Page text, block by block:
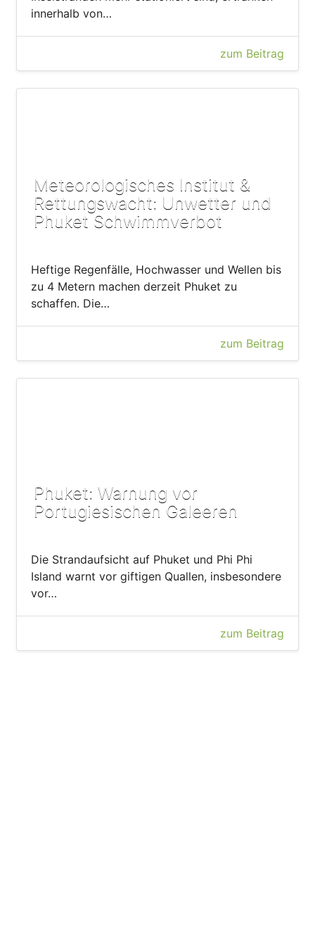
innerhalb von…
zum Beitrag
Meteorologisches Institut &
Rettungswacht: Unwetter und
Phuket Schwimmverbot
Heftige Regenfälle, Hochwasser und Wellen bis
zu 4 Metern machen derzeit Phuket zu
schaffen. Die…
zum Beitrag
Phuket: Warnung vor
Portugiesischen Galeeren
Die Strandaufsicht auf Phuket und Phi Phi
Island warnt vor giftigen Quallen, insbesondere
vor…
zum Beitrag